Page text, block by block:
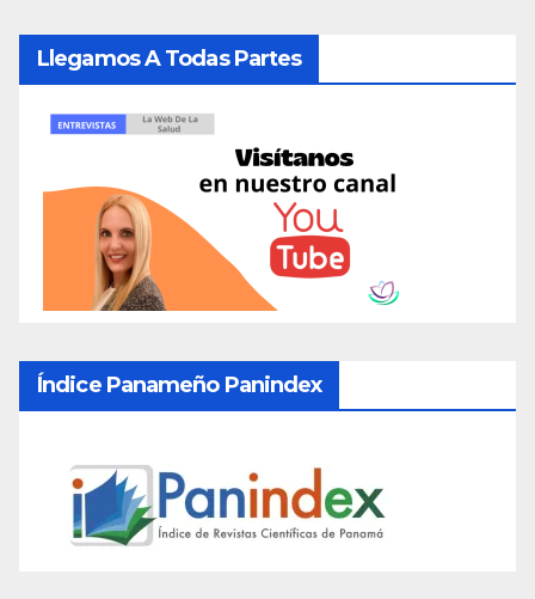
Llegamos A Todas Partes
Índice Panameño Panindex